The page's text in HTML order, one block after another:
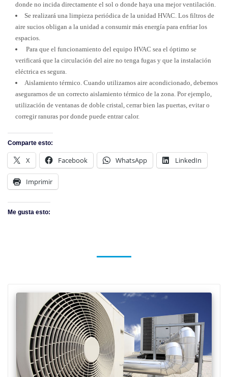
donde no incida directamente el sol o donde haya una mejor ventilación.
Se realizará una limpieza periódica de la unidad HVAC. Los filtros de
aire sucios obligan a la unidad a consumir más energía para enfriar los
espacios.
Para que el funcionamiento del equipo HVAC sea el óptimo se
verificará que la circulación del aire no tenga fugas y que la instalación
eléctrica es segura.
Aislamiento térmico. Cuando utilizamos aire acondicionado, debemos
asegurarnos de un correcto aislamiento térmico de la zona. Por ejemplo,
utilización de ventanas de doble cristal, cerrar bien las puertas, evitar o
corregir ranuras por donde puede entrar calor.
Comparte esto:
X Facebook WhatsApp LinkedIn
Imprimir
Me gusta esto: